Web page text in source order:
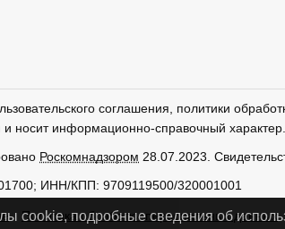
соглашения, политики
носит информационно-справочный характер.
Роскомнадзором 28.07.2023.
ИНН/КПП: 9709119500/320001001
Политика обработки персональных данных
cookie, подробные сведения об